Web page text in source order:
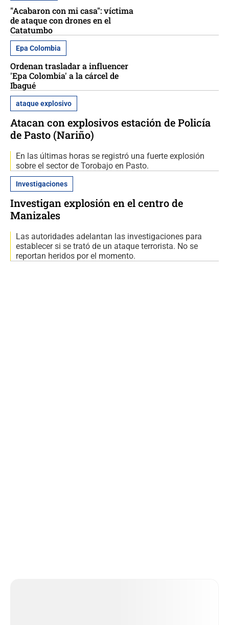
"Acabaron con mi casa": víctima
de ataque con drones en el
Catatumbo
Epa Colombia
Ordenan trasladar a influencer
'Epa Colombia' a la cárcel de
Ibagué
ataque explosivo
Atacan con explosivos estación de Policía
de Pasto (Nariño)
En las últimas horas se registró una fuerte explosión
sobre el sector de Torobajo en Pasto.
Investigaciones
Investigan explosión en el centro de
Manizales
Las autoridades adelantan las investigaciones para
establecer si se trató de un ataque terrorista. No se
reportan heridos por el momento.